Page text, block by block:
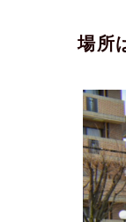
場所